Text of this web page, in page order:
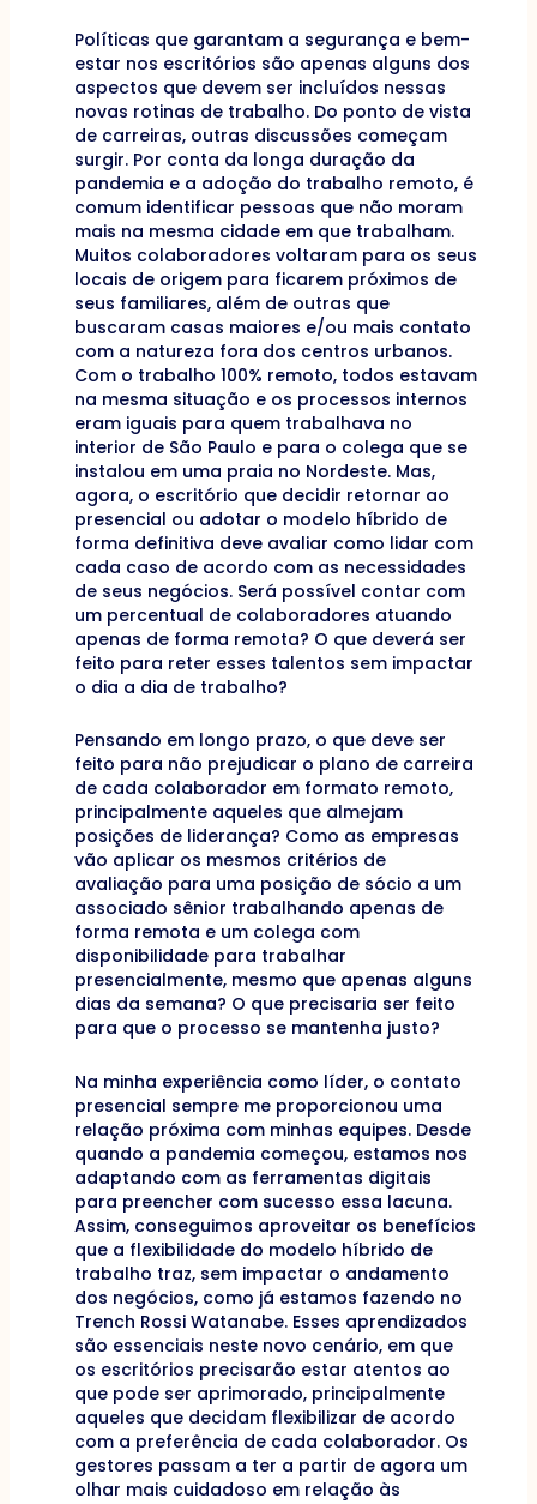
Políticas que garantam a segurança e bem-
estar nos escritórios são apenas alguns dos
aspectos que devem ser incluídos nessas
novas rotinas de trabalho. Do ponto de vista
de carreiras, outras discussões começam
surgir. Por conta da longa duração da
pandemia e a adoção do trabalho remoto, é
comum identificar pessoas que não moram
mais na mesma cidade em que trabalham.
Muitos colaboradores voltaram para os seus
locais de origem para ficarem próximos de
seus familiares, além de outras que
buscaram casas maiores e/ou mais contato
com a natureza fora dos centros urbanos.
Com o trabalho 100% remoto, todos estavam
na mesma situação e os processos internos
eram iguais para quem trabalhava no
interior de São Paulo e para o colega que se
instalou em uma praia no Nordeste. Mas,
agora, o escritório que decidir retornar ao
presencial ou adotar o modelo híbrido de
forma definitiva deve avaliar como lidar com
cada caso de acordo com as necessidades
de seus negócios. Será possível contar com
um percentual de colaboradores atuando
apenas de forma remota? O que deverá ser
feito para reter esses talentos sem impactar
o dia a dia de trabalho?
Pensando em longo prazo, o que deve ser
feito para não prejudicar o plano de carreira
de cada colaborador em formato remoto,
principalmente aqueles que almejam
posições de liderança? Como as empresas
vão aplicar os mesmos critérios de
avaliação para uma posição de sócio a um
associado sênior trabalhando apenas de
forma remota e um colega com
disponibilidade para trabalhar
presencialmente, mesmo que apenas alguns
dias da semana? O que precisaria ser feito
para que o processo se mantenha justo?
Na minha experiência como líder, o contato
presencial sempre me proporcionou uma
relação próxima com minhas equipes. Desde
quando a pandemia começou, estamos nos
adaptando com as ferramentas digitais
para preencher com sucesso essa lacuna.
Assim, conseguimos aproveitar os benefícios
que a flexibilidade do modelo híbrido de
trabalho traz, sem impactar o andamento
dos negócios, como já estamos fazendo no
Trench Rossi Watanabe. Esses aprendizados
são essenciais neste novo cenário, em que
os escritórios precisarão estar atentos ao
que pode ser aprimorado, principalmente
aqueles que decidam flexibilizar de acordo
com a preferência de cada colaborador. Os
gestores passam a ter a partir de agora um
olhar mais cuidadoso em relação às